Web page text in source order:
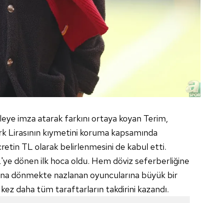
yer alan panel vasıtasıyla belirleyebilirsiniz.
Metnimizi ziyaret edebilirsiniz.
Kanunu uyarınca hazırlanmış Aydınlatma
çerezlerle ilgili bilgi almak için lütfen
imza atarak farkını ortaya koyan Terim,
Lirasının kıymetini koruma kapsamında
TL olarak belirlenmesini de kabul etti.
dönen ilk hoca oldu. Hem döviz seferberliğine
dönmekte nazlanan oyuncularına büyük bir
daha tüm taraftarların takdirini kazandı.